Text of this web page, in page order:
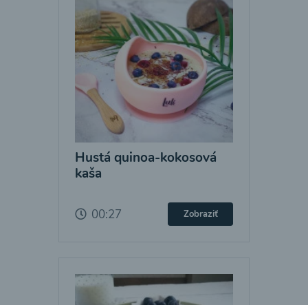
Hustá quinoa-kokosová
kaša
00:27 Zobraziť